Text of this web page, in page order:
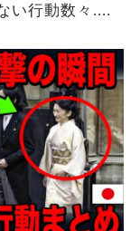
い行動数々....